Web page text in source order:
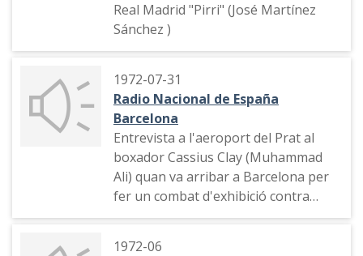
Real Madrid "Pirri" (José Martínez
Sánchez )
1972-07-31
Radio Nacional de España
Barcelona
Entrevista a l'aeroport del Prat al
boxador Cassius Clay (Muhammad
Ali) quan va arribar a Barcelona per
fer un combat d'exhibició contra
l'argentí Goyo Peralta a la plaça de
1972-06